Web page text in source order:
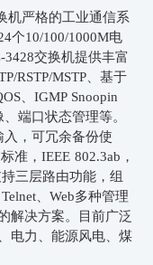
机严格的工业通信系
个10/100/1000M电
3428交换机提供丰富
RSTP/MSTP、基于
、IGMP Snoopin
端口状态管理等。
，可冗余备份使
准，IEEE 802.3ab，
三层路由功能，组
、Web多种管理
解决方案。目前广泛
电力、能源风电、煤